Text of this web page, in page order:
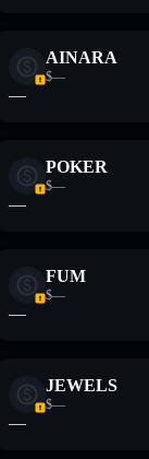
AINARA
$—
—
POKER
$—
—
FUM
$—
—
JEWELS
$—
—